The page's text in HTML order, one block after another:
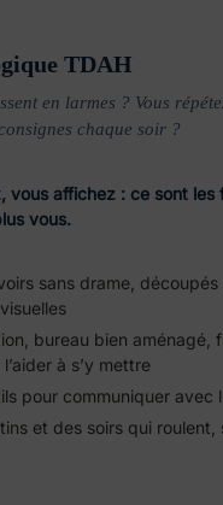
TDAH
en larmes ? Vous
chaque soir ?
vous affichez : ce sont les
vous.
sans drame, découpés
bureau bien aménagé,
à s’y mettre
pour communiquer avec
et des soirs qui roulent,